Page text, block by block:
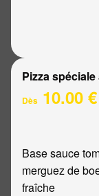
Pizza
Dès 10.00 €
Base sauce
merguez de
fraîche